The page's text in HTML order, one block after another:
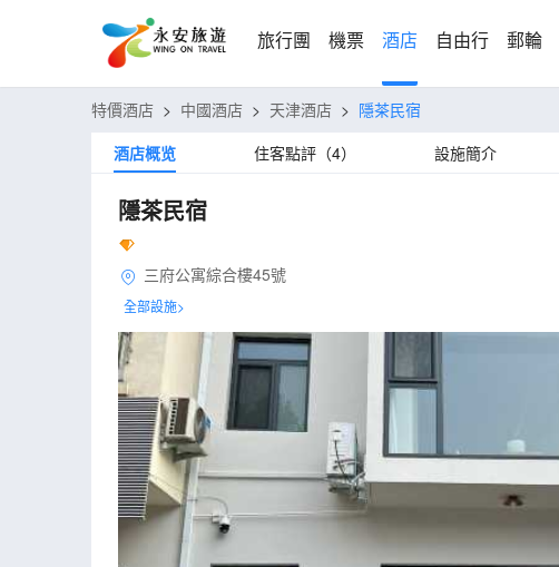
旅行團 機票 酒店 自由行 郵輪
特價酒店 > 中國酒店 > 天津酒店 > 隱茶民宿
酒店概览
住客點評（4） 設施簡介
隱茶民宿
三府公寓綜合樓45號
全部設施>